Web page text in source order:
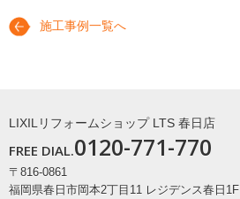
施工事例一覧へ
LIXILリフォームショップ LTS 春日店
FREE DIAL.0120-771-770
〒816-0861
福岡県春日市岡本2丁目11 レジデンス春日1F